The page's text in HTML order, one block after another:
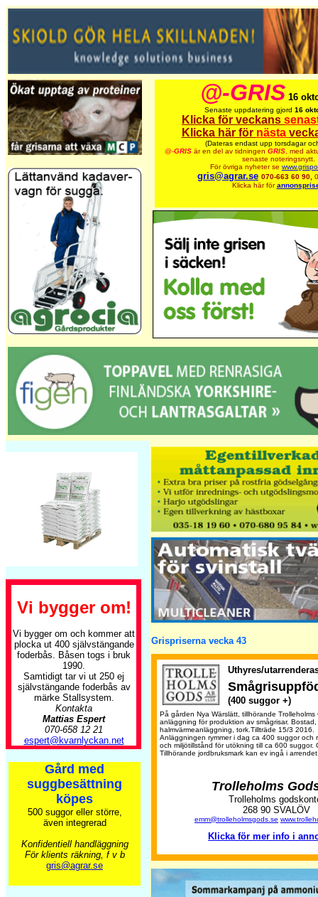
@-GRIS 16
Senaste uppdatering gjord 16
Klicka för veckans
Klicka här för nästa
(Dateras endast upp torsdagar
@-GRIS är en del av tidningen GRIS, med
senaste noteringsnytt.
För övriga nyheter se
gris@agrar.se 070-663 60 90,
Klicka här för
Vi bygger om!
Vi bygger om och kommer att
plocka ut 400 självstängande
foderbås. Båsen togs i bruk
1990.
Samtidigt tar vi ut 250 ej
självstängande foderbås av
märke Stallsystem.
Kontakta
Mattias Espert
070-658 12 21
espert@kvarnlyckan.net
Gård med
suggbesättning
köpes
500 suggor eller större,
även integrerad
Konfidentiell handläggning
För klients räkning, f v b
gris@agrar.se
Grispriserna vecka 43
Uthyres/
(400 suggor +)
På gården Nya Wärslätt, tillhörande Trolleholms
anläggning för produktion av smågrisar. Bostad,
halmvärmeanläggning, tork.Tillträde 15/3 2016.
Anläggningen rymmer i dag ca 400 suggor och
och miljötillstånd för utökning till ca 600 suggor.
Tillhörande jordbruksmark kan ev ingå i
Trolleholms
Trolleholms
268 90 SVALÖV
emm@trolleholmsgods.se
Klicka för mer info i